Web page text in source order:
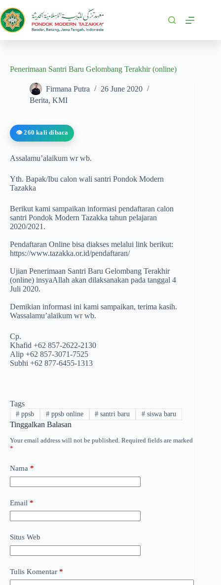
Penerimaan Santri Baru Gelombang Terakhir (online)
Firmana Putra
26 June 2020
Berita, KMI
👁️ 260 kali dibaca
Assalamu’alaikum wr wb.
Yth. Bapak/Ibu calon wali santri Pondok Modern
Tazakka
Berikut kami sampaikan informasi pendaftaran calon
santri Pondok Modern Tazakka tahun pelajaran
2020/2021.
Pendaftaran Online bisa diakses melalui link berikut:
https://www.tazakka.or.id/pendaftaran/
Ujian Penerimaan Santri Baru Gelombang Terakhir
(online) insyaAllah akan dilaksanakan pada tanggal 4
Juli 2020.
Demikian informasi ini kami sampaikan, terima kasih.
Wassalamu’alaikum wr wb.
Cp.
Khafid +62 857-2622-2130
Alip +62 857-3071-7525
Subhi +62 877-6455-1313
Tags
#ppsb #ppsb online # santri baru # siswa baru
Tinggalkan Balasan
Your email address will not be published. Required fields are marked
*
Nama *
Email *
Situs Web
Tulis Komentar *